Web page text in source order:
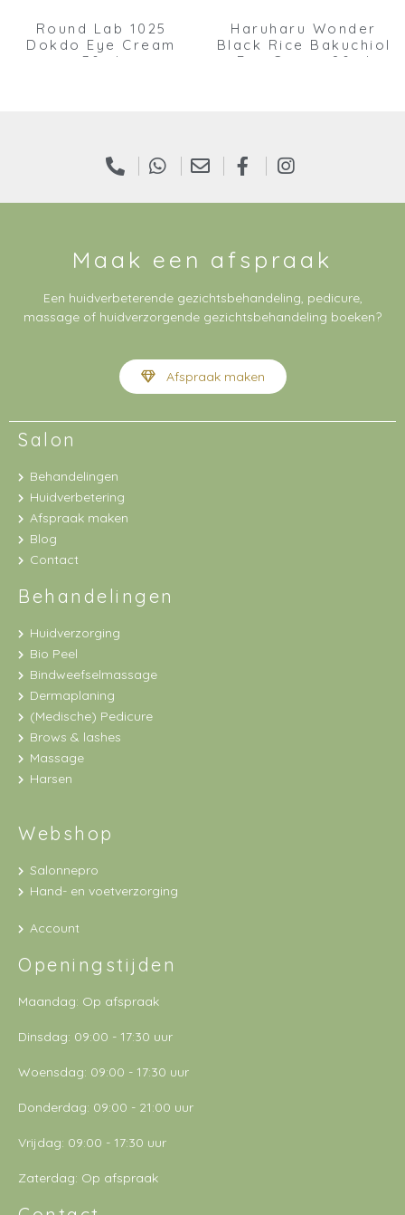
Round Lab 1025
Dokdo Eye Cream
30ml
Haruharu Wonder
Black Rice Bakuchiol
Eye Cream 20ml
Maak een afspraak
Een huidverbeterende gezichtsbehandeling, pedicure,
massage of huidverzorgende gezichtsbehandeling boeken?
Afspraak maken
Salon
Behandelingen
Huidverbetering
Afspraak maken
Blog
Contact
Behandelingen
Huidverzorging
Bio Peel
Bindweefselmassage
Dermaplaning
(Medische) Pedicure
Brows & lashes
Massage
Harsen
Webshop
Salonnepro
Hand- en voetverzorging
Account
Openingstijden
Maandag: Op afspraak
Dinsdag: 09:00 - 17:30 uur
Woensdag: 09:00 - 17:30 uur
Donderdag: 09:00 - 21:00 uur
Vrijdag: 09:00 - 17:30 uur
Zaterdag: Op afspraak